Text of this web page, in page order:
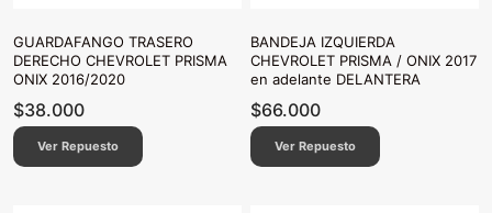
GUARDAFANGO TRASERO
DERECHO CHEVROLET PRISMA
ONIX 2016/2020
$38.000
Ver Repuesto
BANDEJA IZQUIERDA
CHEVROLET PRISMA / ONIX 2017
en adelante DELANTERA
$66.000
Ver Repuesto